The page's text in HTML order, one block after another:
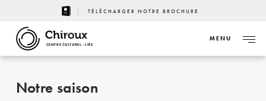
TÉLÉCHARGER NOTRE BROCHURE
CENTRE CULTUREL - LIÈGE
MENU
Notre saison